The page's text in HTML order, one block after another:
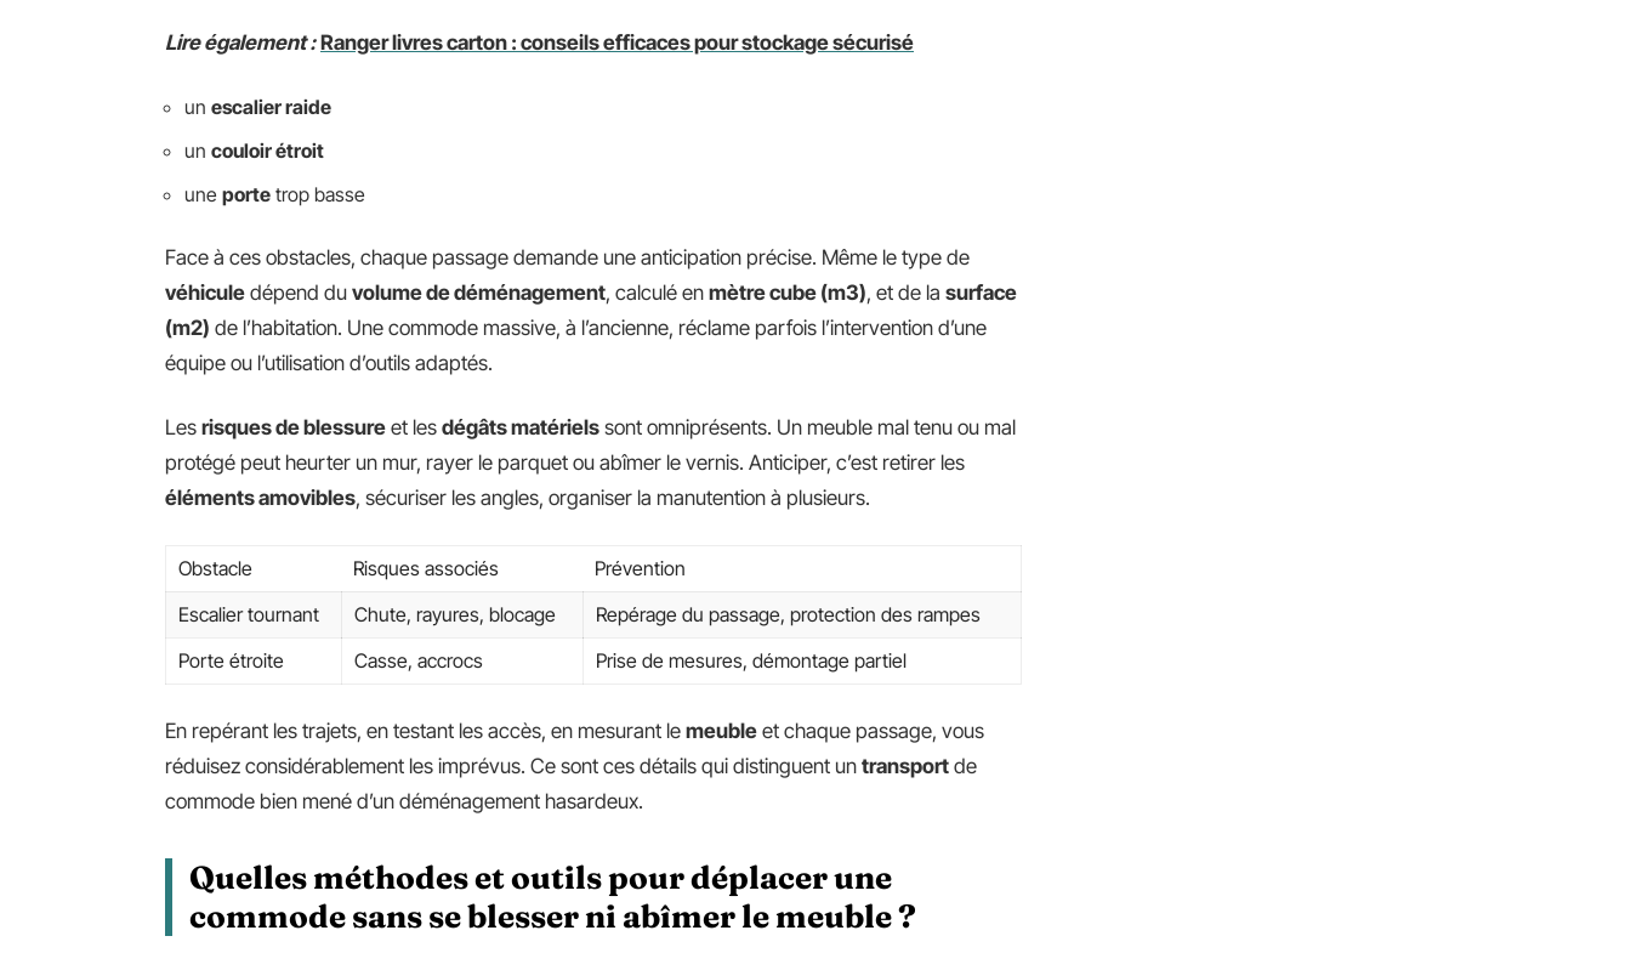
Lire également : Ranger livres carton : conseils efficaces pour stockage sécurisé
un escalier raide
un couloir étroit
une porte trop basse
Face à ces obstacles, chaque passage demande une anticipation précise. Même le type de
véhicule dépend du volume de déménagement, calculé en mètre cube (m3), et de la surface
(m2) de l’habitation. Une commode massive, à l’ancienne, réclame parfois l’intervention d’une
équipe ou l’utilisation d’outils adaptés.
Les risques de blessure et les dégâts matériels sont omniprésents. Un meuble mal tenu ou mal
protégé peut heurter un mur, rayer le parquet ou abîmer le vernis. Anticiper, c’est retirer les
éléments amovibles, sécuriser les angles, organiser la manutention à plusieurs.
Obstacle Risques associés
Prévention
Escalier tournant
Chute, rayures, blocage
Repérage du passage, protection des rampes
Porte étroite
Casse, accrocs Prise de mesures, démontage partiel
En repérant les trajets, en testant les accès, en mesurant le meuble et chaque passage, vous
réduisez considérablement les imprévus. Ce sont ces détails qui distinguent un transport de
commode bien mené d’un déménagement hasardeux.
Quelles méthodes et outils pour déplacer une
commode sans se blesser ni abîmer le meuble ?